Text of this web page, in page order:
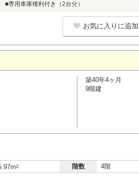
用車庫権利付き（2台分）
お気に入りに追加
築40年4ヶ月
9階建
2 階数 4階